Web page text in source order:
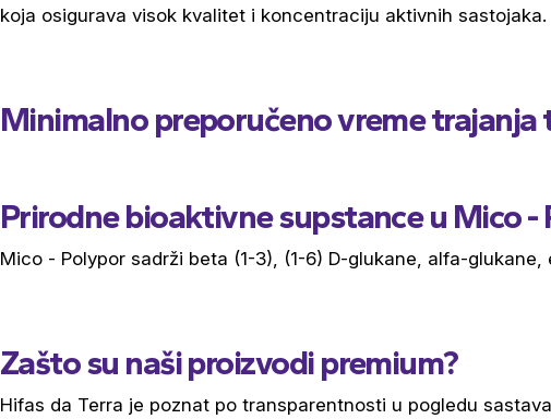
koja osigurava visok kvalitet i koncentraciju aktivnih sastojaka.
Minimalno preporučeno vreme trajanja
Prirodne bioaktivne supstance u Mico -
Mico - Polypor sadrži beta (1-3), (1-6) D-glukane, alfa-
Zašto su naši proizvodi premium?
Hifas da Terra je poznat po transparentnosti u pogledu